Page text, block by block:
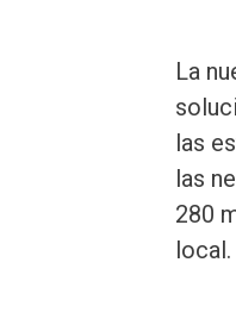
La
las
las
280
local.